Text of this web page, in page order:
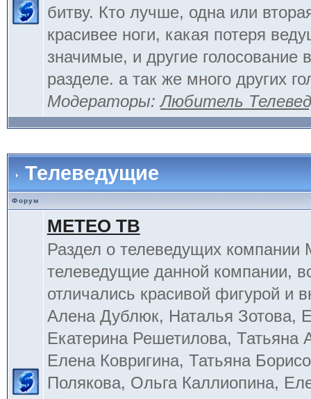
битву. Кто лучше, одна или
красивее ноги, какая потеря
значимые, и другие голосование
разделе. а так же много других
Модераторы:Любитель
Телеведущие
Форум
МЕТЕО ТВ
Раздел о телеведущих
телеведущие данной компании,
отличались красивой фигурой и
Алена Дублюк, Наталья Зотова,
Екатерина Решетилова, Татьяна
Елена Ковригина, Татьяна
Полякова, Ольга Каллиопина,